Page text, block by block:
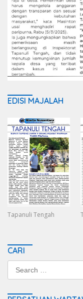
EDISI MAJALAH
Tapanuli Tengah
CARI
Search
for: